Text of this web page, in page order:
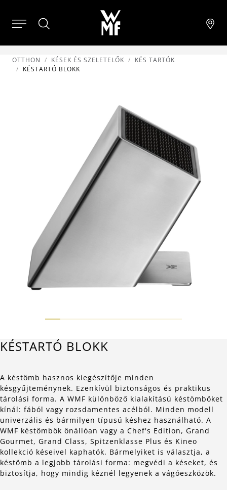
OTTHON KÉSEK ÉS SZELETELŐK
KÉS TARTÓK
KÉSTARTÓ BLOKK
KÉSTARTÓ BLOKK
A késtömb hasznos kiegészítője minden
késgyűjteménynek. Ezenkívül biztonságos és praktikus
tárolási forma. A WMF különböző kialakítású késtömböket
kínál: fából vagy rozsdamentes acélból. Minden modell
univerzális és bármilyen típusú késhez használható. A
WMF késtömbök önállóan vagy a Chef's Edition, Grand
Gourmet, Grand Class, Spitzenklasse Plus és Kineo
kollekció késeivel kaphatók. Bármelyiket is választja, a
késtömb a legjobb tárolási forma: megvédi a késeket, és
biztosítja, hogy mindig kéznél legyenek a vágóeszközök.